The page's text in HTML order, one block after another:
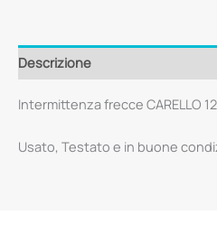
Descrizione
Intermittenza frecce CARELLO
Usato, Testato e in buone